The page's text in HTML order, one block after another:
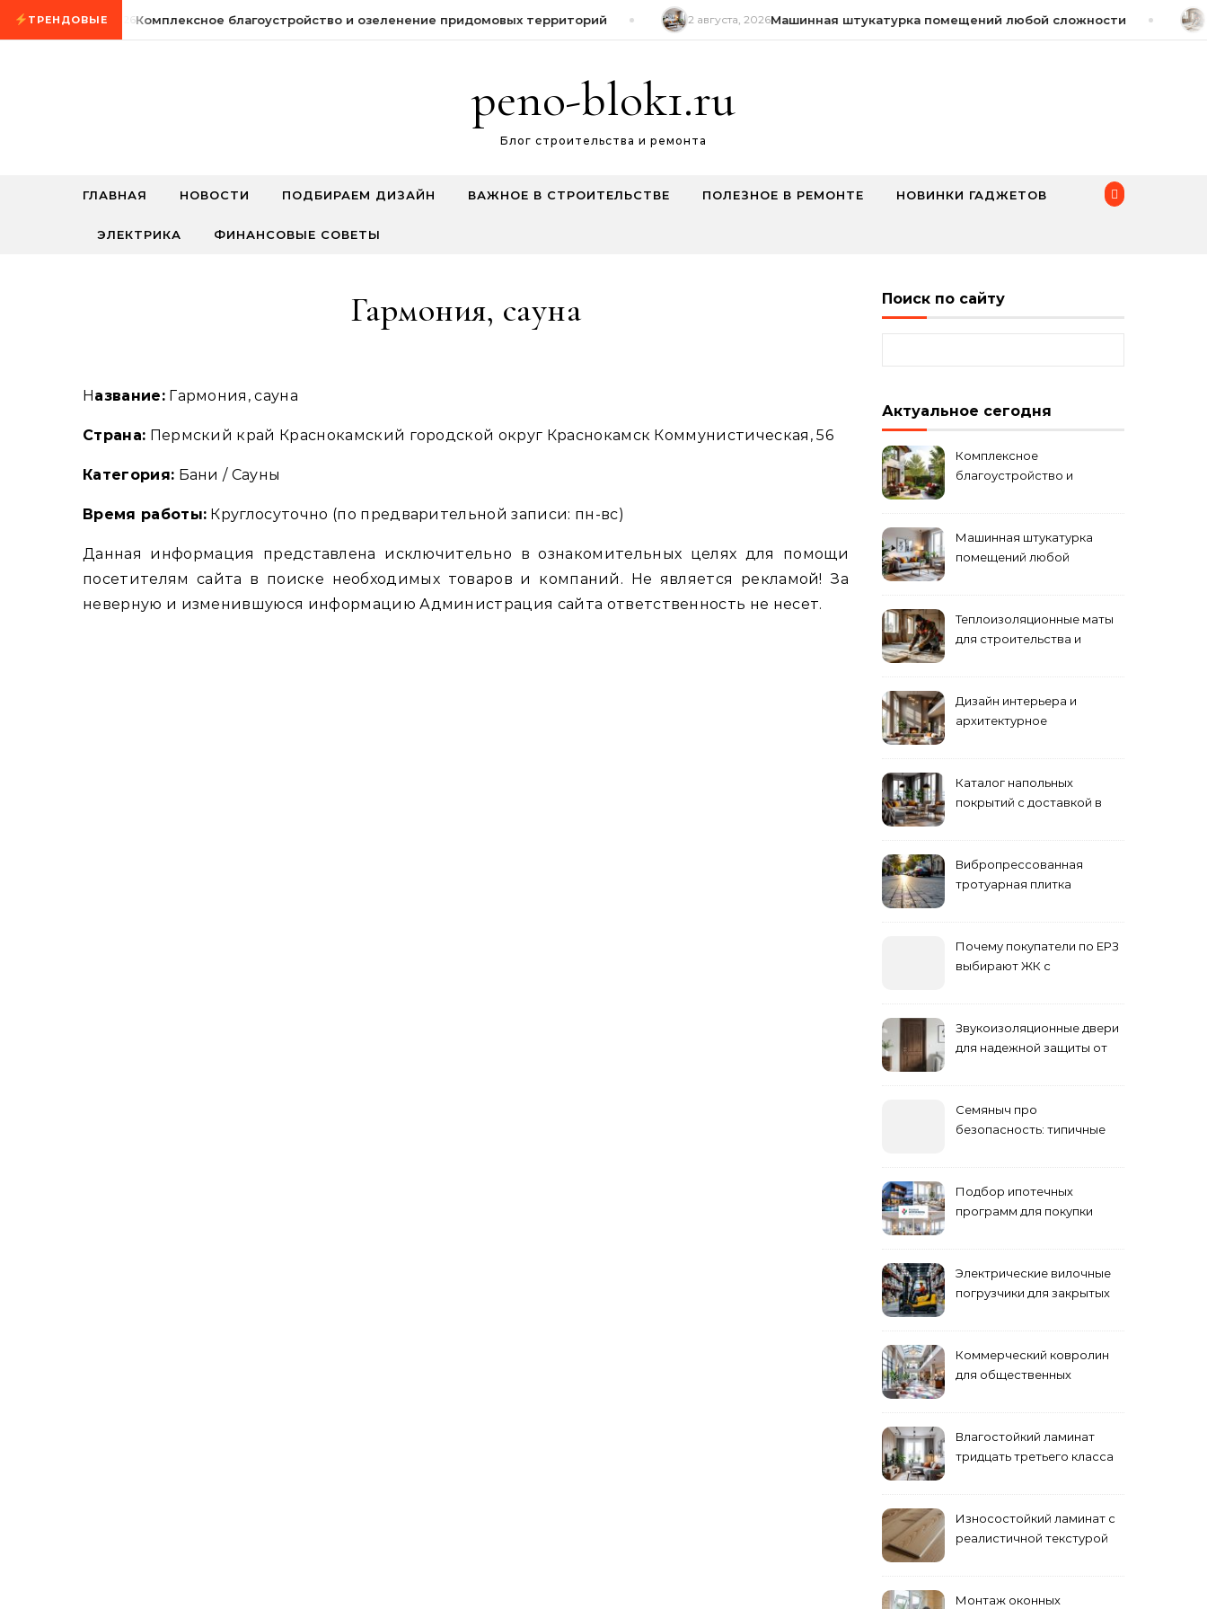
Промотать к содержимому
ТРЕНДОВЫЕ
5 августа, 2026 Комплексное благоустройство и озеленение придомовых территорий 2 августа, 2026Машинная штукатурка помещений любой сложности 2
peno-blok1.ru
Блог строительства и ремонта
ГЛАВНАЯ НОВОСТИ ПОДБИРАЕМ ДИЗАЙН ВАЖНОЕ В СТРОИТЕЛЬСТВЕ ПОЛЕЗНОЕ В РЕМОНТЕ НОВИНКИ ГАДЖЕТОВ
ЭЛЕКТРИКА ФИНАНСОВЫЕ СОВЕТЫ
Гармония, сауна
Название:Гармония, сауна
Страна: Пермский край Краснокамский городской округ Краснокамск Коммунистическая, 56
Категория: Бани / Сауны
Время работы: Круглосуточно (по предварительной записи: пн-вс)
Данная информация представлена исключительно в ознакомительных целях для помощи
посетителям сайта в поиске необходимых товаров и компаний. Не является рекламой! За
неверную и изменившуюся информацию Администрация сайта ответственность не несет.
Поиск по сайту
Актуальное сегодня
Комплексное
благоустройство и
Машинная штукатурка
помещений любой
Теплоизоляционные маты
для строительства и
Дизайн интерьера и
архитектурное
Каталог напольных
покрытий с доставкой в
Вибропрессованная
тротуарная плитка
Почему покупатели по ЕРЗ
выбирают ЖК с
Звукоизоляционные двери
для надежной защиты от
Семяныч про
безопасность: типичные
Подбор ипотечных
программ для покупки
Электрические вилочные
погрузчики для закрытых
Коммерческий ковролин
для общественных
Влагостойкий ламинат
тридцать третьего класса
Износостойкий ламинат с
реалистичной текстурой
Монтаж оконных